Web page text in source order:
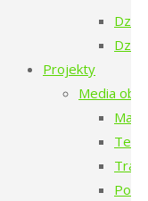
Projekty
Media